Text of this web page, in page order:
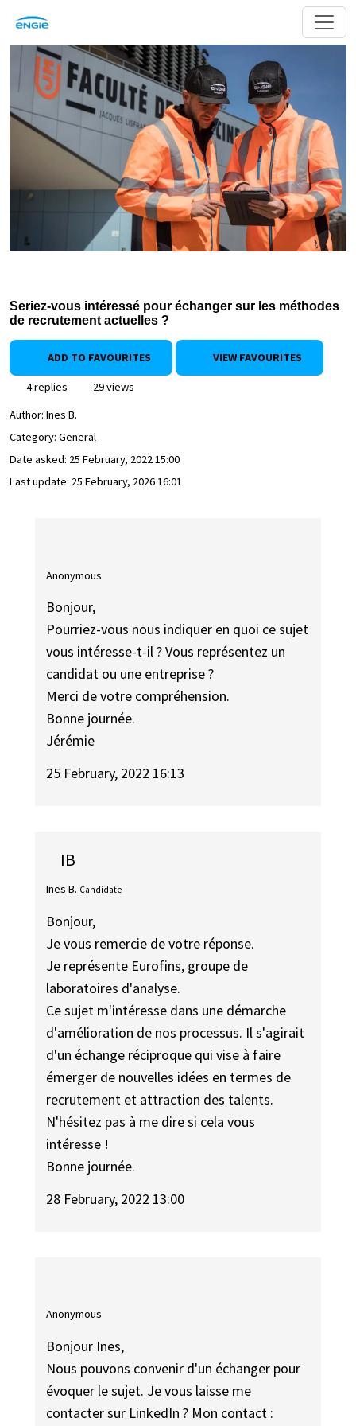
Seriez-vous intéressé pour échanger sur les méthodes
de recrutement actuelles ?
ADD TO FAVOURITES VIEW FAVOURITES
4 replies
29 views
Author: Ines B.
Category: General
Date asked: 25 February, 2022 15:00
Last update: 25 February, 2026 16:01
Anonymous
Bonjour,
Pourriez-vous nous indiquer en quoi ce sujet
vous intéresse-t-il ? Vous représentez un
candidat ou une entreprise ?
Merci de votre compréhension.
Bonne journée.
Jérémie
25 February, 2022 16:13
IB
Ines B. Candidate
Bonjour,
Je vous remercie de votre réponse.
Je représente Eurofins, groupe de
laboratoires d'analyse.
Ce sujet m'intéresse dans une démarche
d'amélioration de nos processus. Il s'agirait
d'un échange réciproque qui vise à faire
émerger de nouvelles idées en termes de
recrutement et attraction des talents.
N'hésitez pas à me dire si cela vous
intéresse !
Bonne journée.
28 February, 2022 13:00
Anonymous
Bonjour Ines,
Nous pouvons convenir d'un échanger pour
évoquer le sujet. Je vous laisse me
contacter sur LinkedIn ? Mon contact :